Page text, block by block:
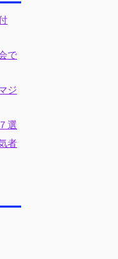
で
ジ
選
者